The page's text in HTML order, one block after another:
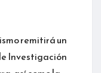
remitirá un
Investigación